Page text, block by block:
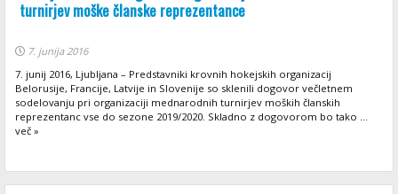
turnirjev moške članske reprezentance
7. junija 2016
7. junij 2016, Ljubljana – Predstavniki krovnih hokejskih organizacij
Belorusije, Francije, Latvije in Slovenije so sklenili dogovor večletnem
sodelovanju pri organizaciji mednarodnih turnirjev moških članskih
reprezentanc vse do sezone 2019/2020. Skladno z dogovorom bo tako ...
več »